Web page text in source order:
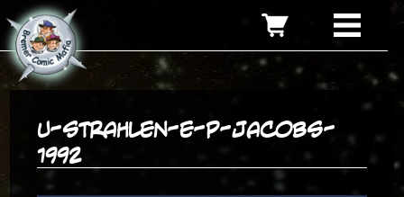
u-strahlen-e-p-jacobs-
1992